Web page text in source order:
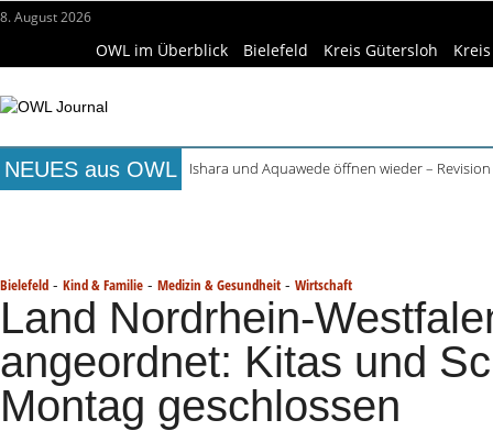
8. August 2026
OWL im Überblick Bielefeld Kreis Gütersloh
NEUES aus OWL
Ishara und Aquawede öffnen wieder –
Bielefeld - Kind & Familie - Medizin & Gesundheit - Wirtschaft
Land Nordrhein-
angeordnet: Kitas und
Montag geschlossen